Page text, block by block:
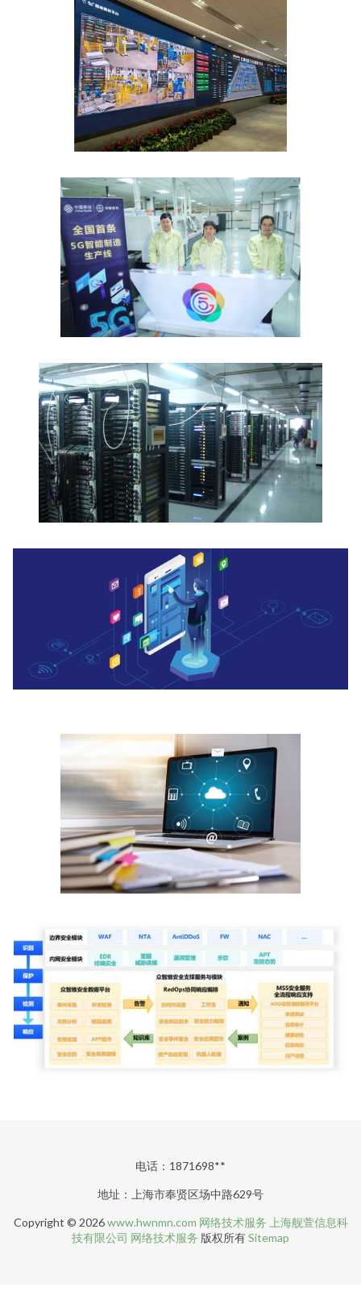
电话：1871698**
地址：上海市奉贤区场中路629号
Copyright © 2026www.hwnmn.com 网络技术服务 上海舰萱信息科
技有限公司 网络技术服务 版权所有Sitemap